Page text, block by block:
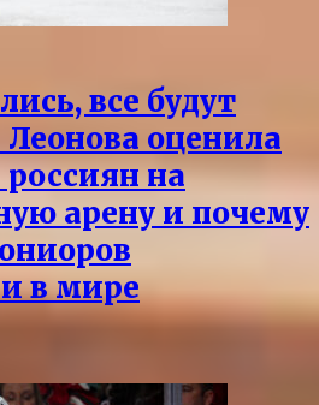
все будут
оценила
на
арену и почему
в мире